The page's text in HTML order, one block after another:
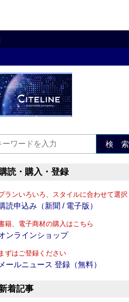
検 索
読・購入・登録
ランいろいろ、スタイルに合わせて選択
読申込み（新聞 / 電子版）
籍、電子商材の購入はこちら
ンラインショップ
まずはご登録ください
メールニュース 登録（無料）
着記事